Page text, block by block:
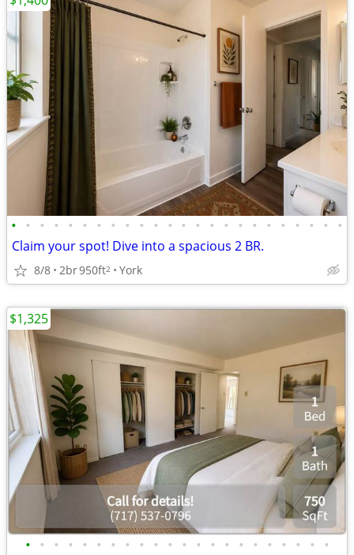
• • • • • • • • • • • • • • • • • • • • • • • •
Claim your spot! Dive into a spacious 2 BR.
8/8 2br950ft2 York
• • • • • • • • • • • • • • • • • • • • • •
$1,325